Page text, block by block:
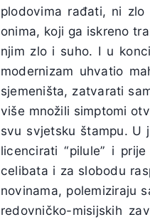
plodovima rađati, ni
onima, koji ga iskreno
njim zlo i suho. I u
modernizam uhvatio
sjemeništa, zatvarati
više množili simptomi
svu svjetsku štampu. U
licencirati “pilule” i
celibata i za slobodu
novinama, polemiziraju
redovničko-misijskih